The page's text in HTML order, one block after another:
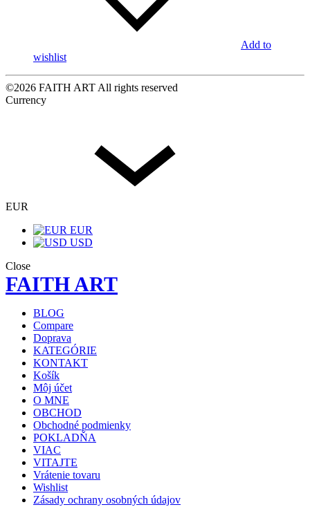
Add to
wishlist
©2026 FAITH ART All rights reserved
Currency
EUR
EUR
USD
Close
FAITH ART
BLOG
Compare
Doprava
KATEGÓRIE
KONTAKT
Košík
Môj účet
O MNE
OBCHOD
Obchodné podmienky
POKLADŇA
VIAC
VITAJTE
Vrátenie tovaru
Wishlist
Zásady ochrany osobných údajov